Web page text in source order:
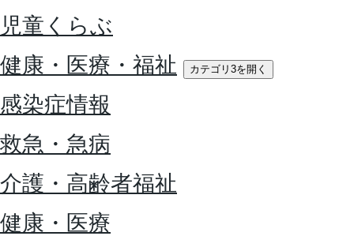
児童くらぶ
健康・医療・福祉
カテゴリ3を開く
感染症情報
救急・急病
介護・高齢者福祉
健康・医療